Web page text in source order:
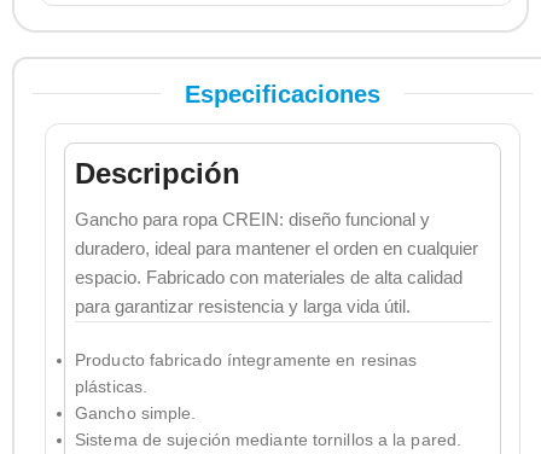
Especificaciones
Descripción
Gancho para ropa CREIN: diseño funcional y
duradero, ideal para mantener el orden en cualquier
espacio. Fabricado con materiales de alta calidad
para garantizar resistencia y larga vida útil.
Producto fabricado íntegramente en resinas
plásticas.
Gancho simple.
Sistema de sujeción mediante tornillos a la pared.